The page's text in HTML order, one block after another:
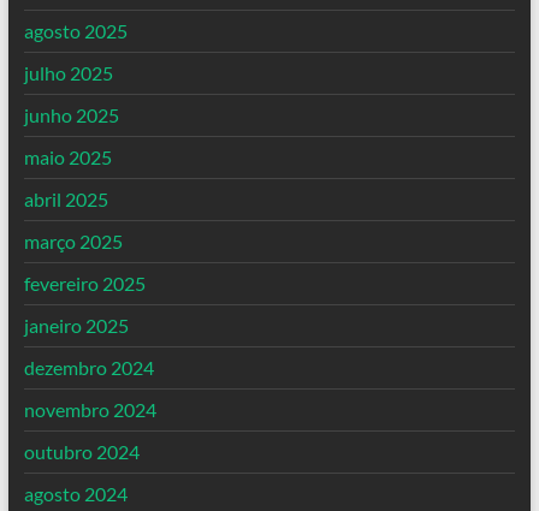
agosto 2025
julho 2025
junho 2025
maio 2025
abril 2025
março 2025
fevereiro 2025
janeiro 2025
dezembro 2024
novembro 2024
outubro 2024
agosto 2024